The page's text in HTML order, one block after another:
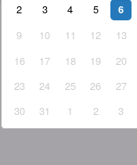
2
3 4 5 6
9
10 11 12 13
16
17 18 19 20
23
24 25 26 27
30
31 1 2 3